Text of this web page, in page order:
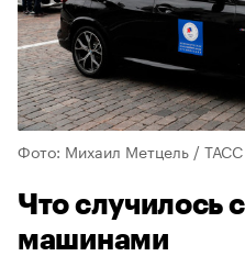
Фото: Михаил Метцель / ТАСС
Что случилось
машинами